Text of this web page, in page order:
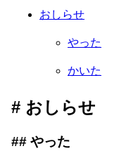
おしらせ
やった
かいた
おしらせ
やった